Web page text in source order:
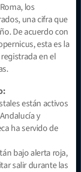
los
una cifra que
De acuerdo con
esta es la
en el
están activos
y
ha servido de
bajo alerta roja,
salir durante las